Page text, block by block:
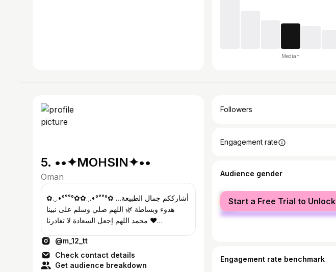
Median
5. ••✦MOHSIN✦••
Oman
✿.¸.•°˚˚°✿✿.¸.•°˚˚°✿ أشارككم جمال الطبيعة…
هدوء وبساطة 🌿 اللهم صلي وسلم على نبينا
محمد اللهم إجعل السعادة لا تغادرنا ♥
@m_12_tt
Check contact details
Get audience breakdown
Followers
Engagement rate
Audience gender
female
male
Start a Free Trial to Unlock
Engagement rate benchmark